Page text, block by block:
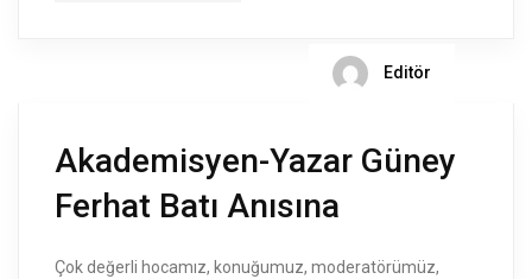
Editör
Akademisyen-Yazar Güney
Ferhat Batı Anısına
Çok değerli hocamız, konuğumuz, moderatörümüz,